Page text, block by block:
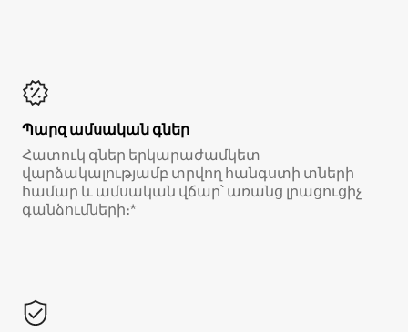
Պարզ ամսական գներ
Հատուկ գներ երկարաժամկետ
վարձակալությամբ տրվող հանգստի տների
համար և ամսական վճար՝ առանց լրացուցիչ
գանձումների։*